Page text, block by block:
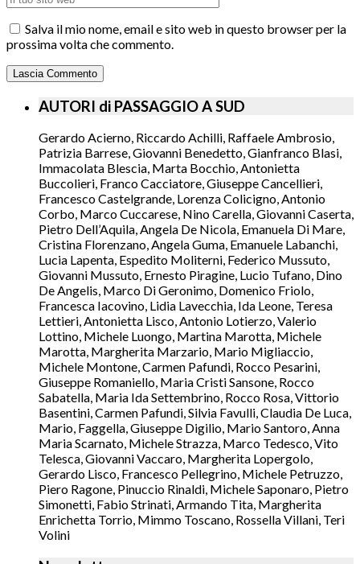
Salva il mio nome, email e sito web in questo browser per la
prossima volta che commento.
AUTORI di PASSAGGIO A SUD
Gerardo Acierno, Riccardo Achilli, Raffaele Ambrosio,
Patrizia Barrese, Giovanni Benedetto, Gianfranco Blasi,
Immacolata Blescia, Marta Bocchio, Antonietta
Buccolieri, Franco Cacciatore, Giuseppe Cancellieri,
Francesco Castelgrande, Lorenza Colicigno, Antonio
Corbo, Marco Cuccarese, Nino Carella, Giovanni Caserta,
Pietro Dell’Aquila, Angela De Nicola, Emanuela Di Mare,
Cristina Florenzano, Angela Guma, Emanuele Labanchi,
Lucia Lapenta, Espedito Moliterni, Federico Mussuto,
Giovanni Mussuto, Ernesto Piragine, Lucio Tufano, Dino
De Angelis, Marco Di Geronimo, Domenico Friolo,
Francesca Iacovino, Lidia Lavecchia, Ida Leone, Teresa
Lettieri, Antonietta Lisco, Antonio Lotierzo, Valerio
Lottino, Michele Luongo, Martina Marotta, Michele
Marotta, Margherita Marzario, Mario Migliaccio,
Michele Montone, Carmen Pafundi, Rocco Pesarini,
Giuseppe Romaniello, Maria Cristi Sansone, Rocco
Sabatella, Maria Ida Settembrino, Rocco Rosa, Vittorio
Basentini, Carmen Pafundi, Silvia Favulli, Claudia De Luca,
Mario, Faggella, Giuseppe Digilio, Mario Santoro, Anna
Maria Scarnato, Michele Strazza, Marco Tedesco, Vito
Telesca, Giovanni Vaccaro, Margherita Lopergolo,
Gerardo Lisco, Francesco Pellegrino, Michele Petruzzo,
Piero Ragone, Pinuccio Rinaldi, Michele Saponaro, Pietro
Simonetti, Fabio Strinati, Armando Tita, Margherita
Enrichetta Torrio, Mimmo Toscano, Rossella Villani, Teri
Volini